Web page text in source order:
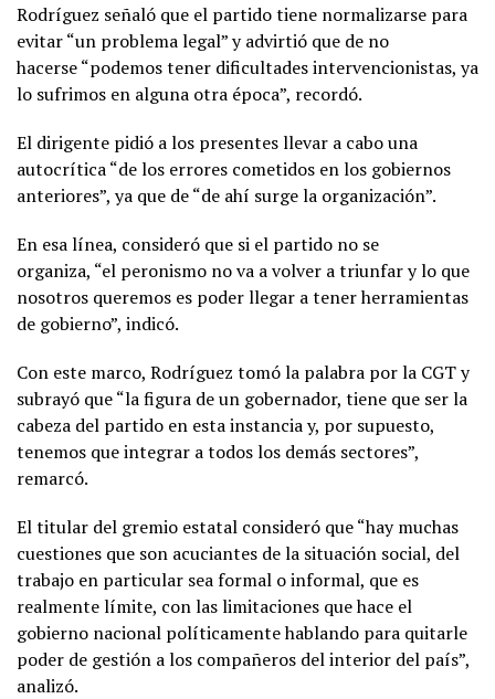
Rodríguez señaló que el partido tiene normalizarse para
evitar “un problema legal” y advirtió que de no
hacerse “podemos tener dificultades intervencionistas, ya
lo sufrimos en alguna otra época”, recordó.
El dirigente pidió a los presentes llevar a cabo una
autocrítica “de los errores cometidos en los gobiernos
anteriores”, ya que de “de ahí surge la organización”.
En esa línea, consideró que si el partido no se
organiza, “el peronismo no va a volver a triunfar y lo que
nosotros queremos es poder llegar a tener herramientas
de gobierno”, indicó.
Con este marco, Rodríguez tomó la palabra por la CGT y
subrayó que “la figura de un gobernador, tiene que ser la
cabeza del partido en esta instancia y, por supuesto,
tenemos que integrar a todos los demás sectores”,
remarcó.
El titular del gremio estatal consideró que “hay muchas
cuestiones que son acuciantes de la situación social, del
trabajo en particular sea formal o informal, que es
realmente límite, con las limitaciones que hace el
gobierno nacional políticamente hablando para quitarle
poder de gestión a los compañeros del interior del país”,
analizó.